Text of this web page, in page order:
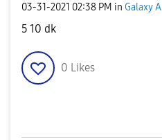
‎03-31-2021 02:38 PM in Galaxy A
5 10 dk
0 Likes